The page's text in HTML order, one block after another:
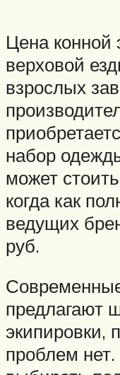
Цена конной
верховой
взрослых
набор
может
когда как
ведущих
руб.
предлагают
экипировки,
проблем